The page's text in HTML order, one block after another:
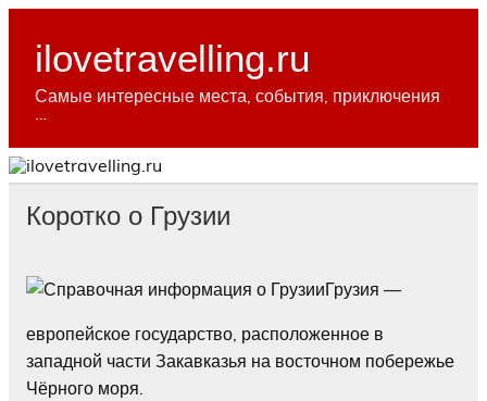
Skip
contentilovetravelling.ru
Самые интересные места, события, приключения
…
Коротко о Грузии
Грузия —
европейское государство, расположенное в
западной части Закавказья на восточном побережье
Чёрного моря.